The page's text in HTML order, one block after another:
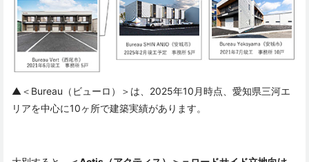
▲＜Bureau（ビューロ）＞は、2025年10月時点、愛知県三河エ
リアを中心に10ヶ所で建築実績があります。